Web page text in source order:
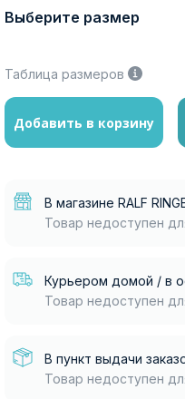
Выберите размер
Таблица размеров
Добавить в корзину
В магазине RALF
Товар недоступен
Курьером домой / в
Товар недоступен
В пункт выдачи
Товар недоступен